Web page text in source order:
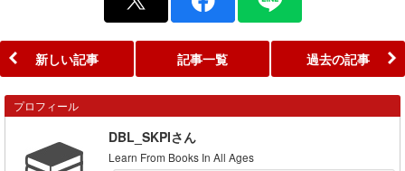
新しい記事 記事一覧 過去の記事
プロフィール
DBL_SKPIさん
Learn From Books In All Ages